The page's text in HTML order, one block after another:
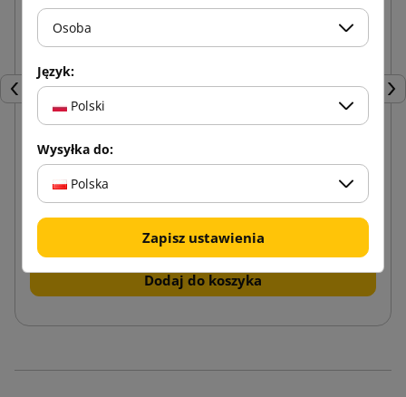
Poprzedni
Brązowy Karton klapowy K110 250x200x100
1,00 zł
Dodaj do koszyka
Osoba
Język:
Polski
Wysyłka do:
Polska
Zapisz ustawienia